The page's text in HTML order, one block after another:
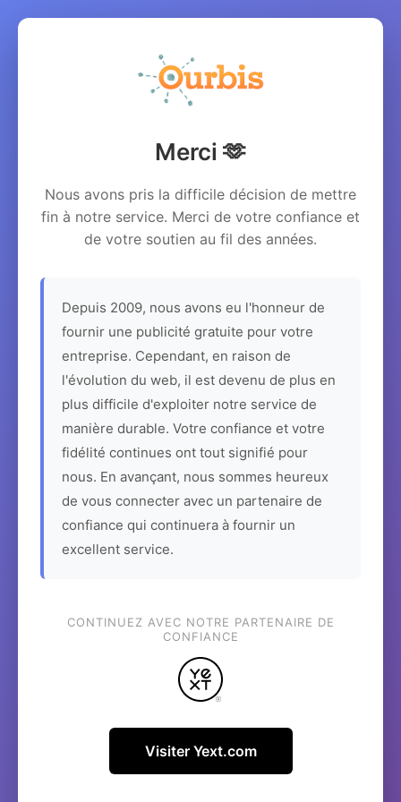
Merci 🫶
Nous avons pris la difficile décision de mettre
fin à notre service. Merci de votre confiance et
de votre soutien au fil des années.
Depuis 2009, nous avons eu l'honneur de
fournir une publicité gratuite pour votre
entreprise. Cependant, en raison de
l'évolution du web, il est devenu de plus en
plus difficile d'exploiter notre service de
manière durable. Votre confiance et votre
fidélité continues ont tout signifié pour
nous. En avançant, nous sommes heureux
de vous connecter avec un partenaire de
confiance qui continuera à fournir un
excellent service.
CONTINUEZ AVEC NOTRE PARTENAIRE DE
CONFIANCE
Visiter Yext.com